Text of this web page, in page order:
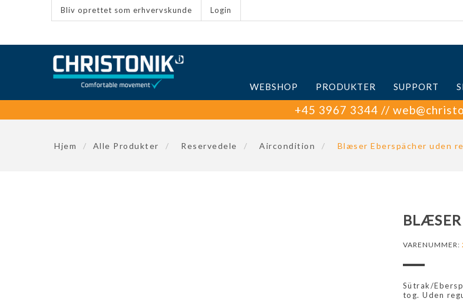
Bliv oprettet som erhvervskunde Login
WEBSHOP PRODUKTER SUPPORT
+45 3967 3344 //
Hjem / Alle Produkter / Reservedele / Aircondition / Blæser Eberspächer uden
VARENUMMER:
Sütrak/
tog. Uden